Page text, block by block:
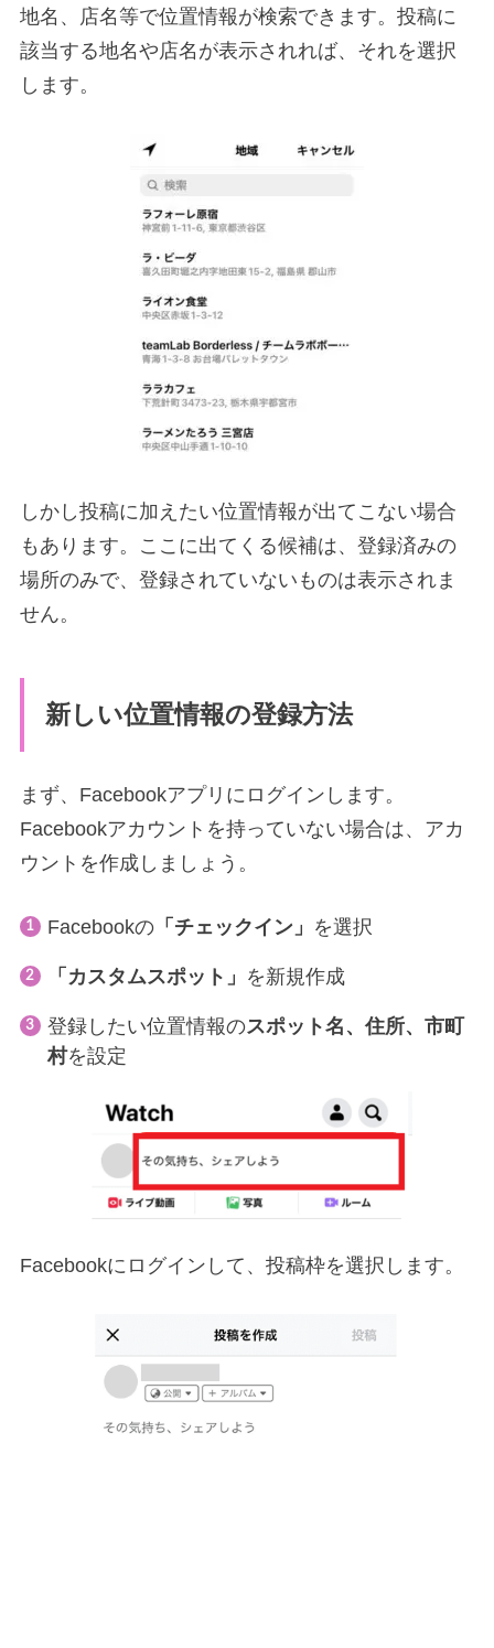
地名、店名等で位置情報が検索できます。投稿に
該当する地名や店名が表示されれば、それを選択
します。
しかし投稿に加えたい位置情報が出てこない場合
もあります。ここに出てくる候補は、登録済みの
場所のみで、登録されていないものは表示されま
せん。
新しい位置情報の登録方法
まず、Facebookアプリにログインします。
Facebookアカウントを持っていない場合は、アカ
ウントを作成しましょう。
Facebookの 「チェックイン」 を選択
「カスタムスポット」 を新規作成
登録したい位置情報のスポット名、住所、市町
村を設定
Facebookにログインして、投稿枠を選択します。